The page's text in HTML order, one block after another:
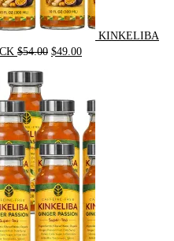
KINKELIBA
$54.00 Original
$54.00.
$49.00Current
$49.00.